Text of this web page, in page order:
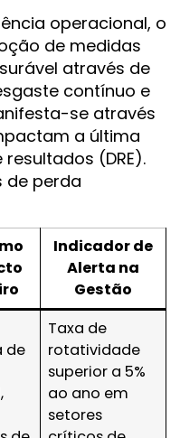
operacional, o
de medidas
através de
contínuo e
se através
a última
(DRE).
de perda
Indicador de
Alerta na
Gestão
de
Taxa de
rotatividade
superior a 5%
ao ano em
setores